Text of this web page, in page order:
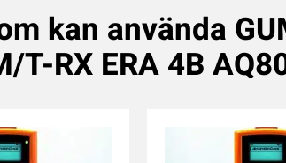
kan använda
T-RX ERA 4B